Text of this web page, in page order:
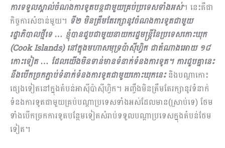
ការទទួលស្គាល់ចំណងការទូតបន្ដជាមួយគ្រប់ប្រទេសទាំងអស់។ នេះគឺជា
កិច្ចការសំខាន់មួយ។ ទី២ មិនត្រឹមតែរក្សានូវចំណងការទូតជាមួយ
រដ្ឋាភិបាលថ្មីទេ … ខ្ញុំបានជួបជាមួយនាយករដ្ឋមន្ដ្រីនៃប្រទេសកោះឃុក ​
(Cook Islands) នៅក្នុងមហាសមុទ្រប៉ាស៊ីហ្វិក ជាតំណាងអោយ ១៨​
កោះទៀត … ដែលយើងមិនទាន់មានទំនាក់ទំនងការទូត។ ការជួបគ្នានេះ
នឹងបើកច្រកភ្ជាប់ទំនាក់ទំនងការទូតជាមួយកោះឃុកនេះនិងបណ្ដាកោះ
ផ្សេងទៀតនៅក្នុងតំបន់អាស៊ីប៉ាស៊ីហ្វិក។ អញ្ចឹងមិនត្រឹមតែរក្សានូវទំនាក់
ទំនងការទូតជាមួយគ្រប់បណ្ដាប្រទេសទាំងអស់ដែលមាន(ស្រាប់ទេ) ថែម
ទាំងបើកច្រកការទូតបន្ថែមទៀតសំរាប់ទទួលបណ្ដាប្រទេស​ក្នុងតំបន់ថែម
ទៀត។